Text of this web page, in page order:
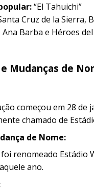
“El Tahuichi”
Cruz de la Sierra,
Barba e Héroes del
Mudanças de
começou em 28 de
chamado de
de Nome:
foi renomeado Estádio
ano.